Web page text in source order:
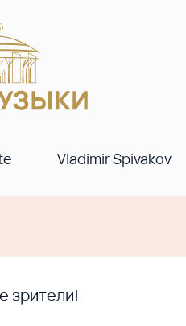
Vladimir Spivakov
зрители!